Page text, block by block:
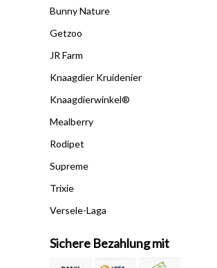
Bunny Nature
Getzoo
JR Farm
Knaagdier Kruidenier
Knaagdierwinkel®
Mealberry
Rodipet
Supreme
Trixie
Versele-Laga
Sichere Bezahlung mit